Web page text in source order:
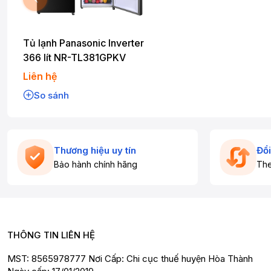
Tủ lạnh Panasonic Inverter
366 lít NR-TL381GPKV
Liên hệ
So sánh
Thương hiệu uy tín
Bảo hành chính hãng
THÔNG TIN LIÊN HỆ
MST: 8565978777 Nơi Cấp: Chi cục thuế huyện Hòa Thành